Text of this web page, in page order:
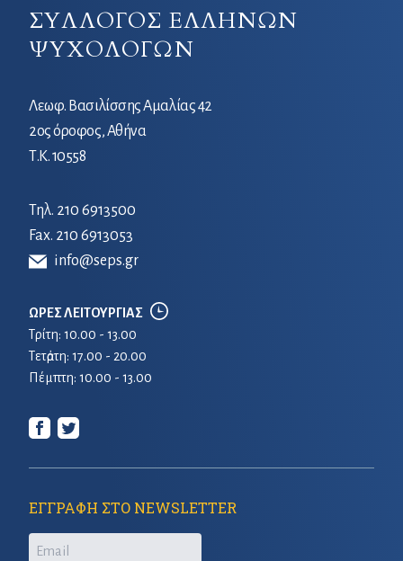
ΣΥΛΛΟΓΟΣ ΕΛΛΗΝΩΝ
ΨΥΧΟΛΟΓΩΝ
Λεωφ. Βασιλίσσης Αμαλίας 42
2ος όροφος, Αθήνα
Τ.Κ. 10558
Τηλ. 210 6913500
Fax. 210 6913053
info@seps.gr
ΩΡΕΣ ΛΕΙΤΟΥΡΓΙΑΣ
Τρίτη: 10.00 - 13.00
Τετἀρτη: 17.00 - 20.00
Πέμπτη: 10.00 - 13.00
ΕΓΓΡΑΦΗ ΣΤΟ NEWSLETTER
Email